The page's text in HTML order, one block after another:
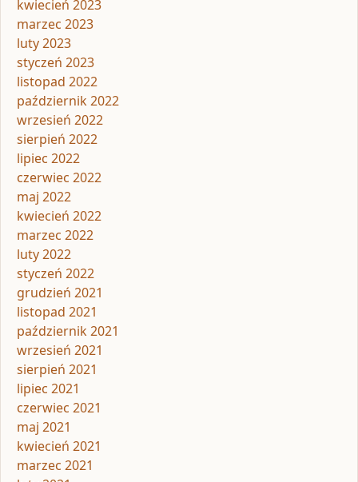
kwiecień 2023
marzec 2023
luty 2023
styczeń 2023
listopad 2022
październik 2022
wrzesień 2022
sierpień 2022
lipiec 2022
czerwiec 2022
maj 2022
kwiecień 2022
marzec 2022
luty 2022
styczeń 2022
grudzień 2021
listopad 2021
październik 2021
wrzesień 2021
sierpień 2021
lipiec 2021
czerwiec 2021
maj 2021
kwiecień 2021
marzec 2021